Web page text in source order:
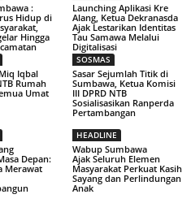
:
Hidup di
Hingga
Launching Aplikasi Kre
Alang, Ketua Dekranasda
Ajak Lestarikan Identitas
Tau Samawa Melalui
Digitalisasi
Iqbal
Rumah
Umat
SOSMAS
Sasar Sejumlah Titik di
Sumbawa, Ketua Komisi
III DPRD NTB
Sosialisasikan Ranperda
Pertambangan
Depan:
Merawat
HEADLINE
Wabup Sumbawa
Ajak Seluruh Elemen
Masyarakat Perkuat Kasih
Sayang dan Perlindungan
Anak